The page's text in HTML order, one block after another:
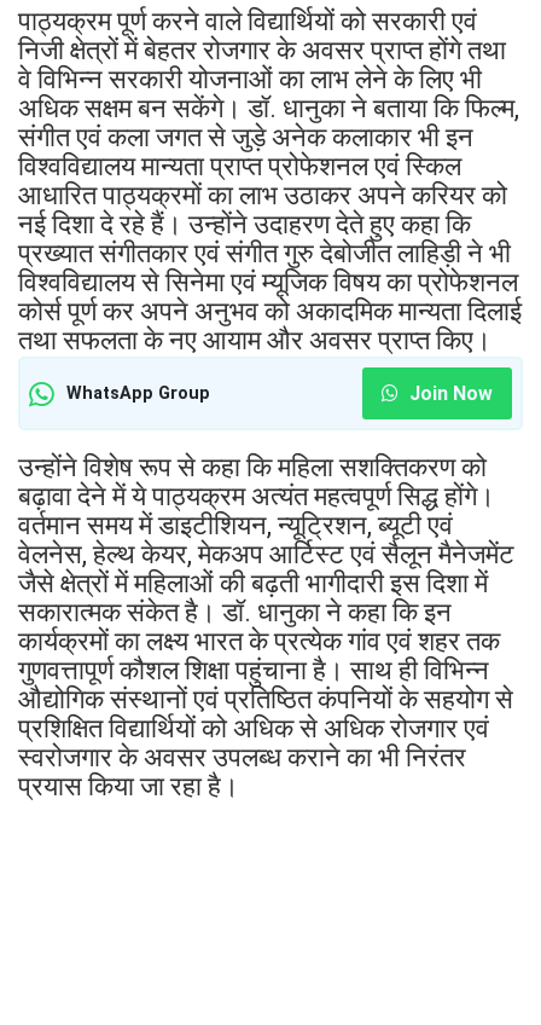
पाठ्यक्रम पूर्ण करने वाले विद्यार्थियों को सरकारी एवं
निजी क्षेत्रों में बेहतर रोजगार के अवसर प्राप्त होंगे तथा
वे विभिन्न सरकारी योजनाओं का लाभ लेने के लिए भी
अधिक सक्षम बन सकेंगे। डॉ. धानुका ने बताया कि फिल्म,
संगीत एवं कला जगत से जुड़े अनेक कलाकार भी इन
विश्वविद्यालय मान्यता प्राप्त प्रोफेशनल एवं स्किल
आधारित पाठ्यक्रमों का लाभ उठाकर अपने करियर को
नई दिशा दे रहे हैं। उन्होंने उदाहरण देते हुए कहा कि
प्रख्यात संगीतकार एवं संगीत गुरु देबोजीत लाहिड़ी ने भी
विश्वविद्यालय से सिनेमा एवं म्यूजिक विषय का प्रोफेशनल
कोर्स पूर्ण कर अपने अनुभव को अकादमिक मान्यता दिलाई
तथा सफलता के नए आयाम और अवसर प्राप्त किए।
WhatsApp Group Join Now
उन्होंने विशेष रूप से कहा कि महिला सशक्तिकरण को
बढ़ावा देने में ये पाठ्यक्रम अत्यंत महत्वपूर्ण सिद्ध होंगे।
वर्तमान समय में डाइटीशियन, न्यूट्रिशन, ब्यूटी एवं
वेलनेस, हेल्थ केयर, मेकअप आर्टिस्ट एवं सैलून मैनेजमेंट
जैसे क्षेत्रों में महिलाओं की बढ़ती भागीदारी इस दिशा में
सकारात्मक संकेत है। डॉ. धानुका ने कहा कि इन
कार्यक्रमों का लक्ष्य भारत के प्रत्येक गांव एवं शहर तक
गुणवत्तापूर्ण कौशल शिक्षा पहुंचाना है। साथ ही विभिन्न
औद्योगिक संस्थानों एवं प्रतिष्ठित कंपनियों के सहयोग से
प्रशिक्षित विद्यार्थियों को अधिक से अधिक रोजगार एवं
स्वरोजगार के अवसर उपलब्ध कराने का भी निरंतर
प्रयास किया जा रहा है।